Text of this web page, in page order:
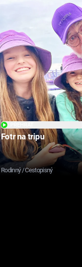
Fotr na tripu
Rodinný / Cestopisný